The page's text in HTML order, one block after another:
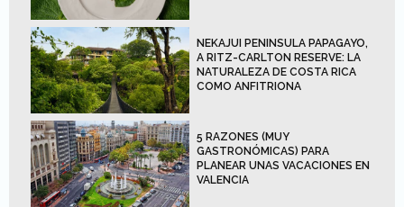
NEKAJUI PENINSULA PAPAGAYO,
A RITZ-CARLTON RESERVE: LA
NATURALEZA DE COSTA RICA
COMO ANFITRIONA
5 RAZONES (MUY
GASTRONÓMICAS) PARA
PLANEAR UNAS VACACIONES EN
VALENCIA